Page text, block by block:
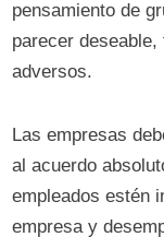
pensamiento de
parecer
adversos.
Las empresas
al acuerdo
empleados estén
empresa y